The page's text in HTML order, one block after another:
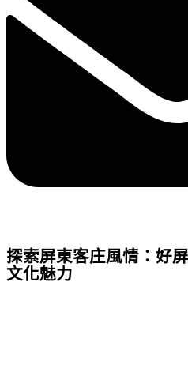
探索屏東客庄風情：好
文化魅力